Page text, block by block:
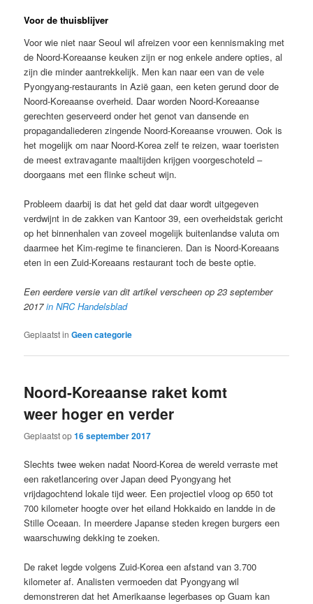
Voor de thuisblijver
Voor wie niet naar Seoul wil afreizen voor een kennismaking met
de Noord-Koreaanse keuken zijn er nog enkele andere opties, al
zijn die minder aantrekkelijk. Men kan naar een van de vele
Pyongyang-restaurants in Azië gaan, een keten gerund door de
Noord-Koreaanse overheid. Daar worden Noord-Koreaanse
gerechten geserveerd onder het genot van dansende en
propagandaliederen zingende Noord-Koreaanse vrouwen. Ook is
het mogelijk om naar Noord-Korea zelf te reizen, waar toeristen
de meest extravagante maaltijden krijgen voorgeschoteld –
doorgaans met een flinke scheut wijn.
Probleem daarbij is dat het geld dat daar wordt uitgegeven
verdwijnt in de zakken van Kantoor 39, een overheidstak gericht
op het binnenhalen van zoveel mogelijk buitenlandse valuta om
daarmee het Kim-regime te financieren. Dan is Noord-Koreaans
eten in een Zuid-Koreaans restaurant toch de beste optie.
Een eerdere versie van dit artikel verscheen op 23 september
2017in NRC Handelsblad
Geplaatst in Geen categorie
Noord-Koreaanse raket komt
weer hoger en verder
Geplaatst op16 september 2017
Slechts twee weken nadat Noord-Korea de wereld verraste met
een raketlancering over Japan deed Pyongyang het
vrijdagochtend lokale tijd weer. Een projectiel vloog op 650 tot
700 kilometer hoogte over het eiland Hokkaido en landde in de
Stille Oceaan. In meerdere Japanse steden kregen burgers een
waarschuwing dekking te zoeken.
De raket legde volgens Zuid-Korea een afstand van 3.700
kilometer af. Analisten vermoeden dat Pyongyang wil
demonstreren dat het Amerikaanse legerbases op Guam kan